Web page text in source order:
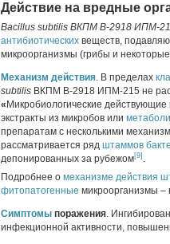
Действие на вредные
Bacillus subtilis ВКПМ В-2918 ИПМ-
антибиотических веществ,
микроорганизмы (грибы и некоторые
Механизм действия. В пределах
subtilis ВКПМ В-2918 ИПМ-215 не
« Микробиологические
экстракты из микробов или
препаратам с несколькими
рассматривается ряд штаммов
депонированных за рубежом[9] .
Подробнее о механизме действия
фитопатогенные микроорганизмы –
Симптомы поражения.
инфекционной активности,